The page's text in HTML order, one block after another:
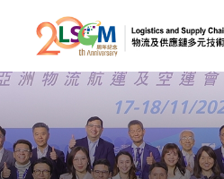
跳到内容（按回
A